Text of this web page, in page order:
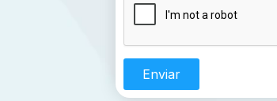
Enviar